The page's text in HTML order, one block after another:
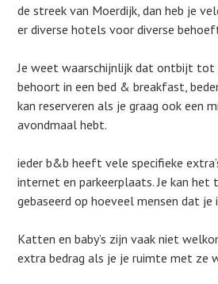
de streek van Moerdijk, dan heb je
er diverse hotels voor diverse
Je weet waarschijnlijk dat ontbijt tot
behoort in een bed & breakfast,
kan reserveren als je graag ook een
avondmaal hebt.
ieder b&b heeft vele specifieke
internet en parkeerplaats. Je kan het
gebaseerd op hoeveel mensen dat
Katten en baby’s zijn vaak niet
extra bedrag als je je ruimte met ze